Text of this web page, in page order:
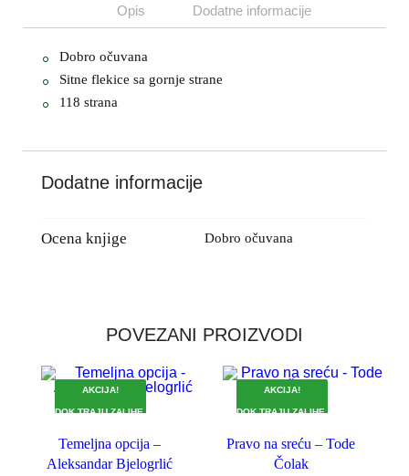
Opis Dodatne informacije
Dobro očuvana
Sitne flekice sa gornje strane
118 strana
Dodatne informacije
Ocena knjige Dobro očuvana
POVEZANI PROIZVODI
AKCIJA!
DOK TRAJU ZALIHE.
Temeljna opcija –
Aleksandar Bjelogrlić
AKCIJA!
DOK TRAJU ZALIHE.
Pravo na sreću – Tode
Čolak